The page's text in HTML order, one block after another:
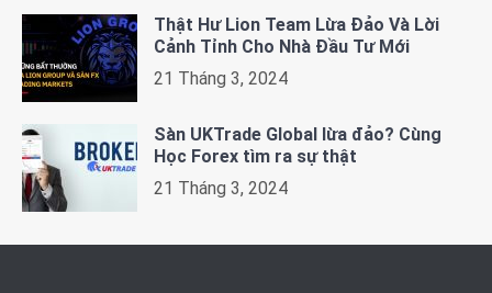
Thật Hư Lion Team Lừa Đảo Và Lời
Cảnh Tỉnh Cho Nhà Đầu Tư Mới
21 Tháng 3, 2024
Sàn UKTrade Global lừa đảo? Cùng
Học Forex tìm ra sự thật
21 Tháng 3, 2024